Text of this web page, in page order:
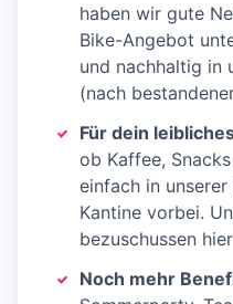
haben wir gute
Bike-Angebot
und nachhaltig in
(nach
Für dein
ob Kaffee,
einfach in
Kantine vorbei.
bezuschussen
Noch mehr